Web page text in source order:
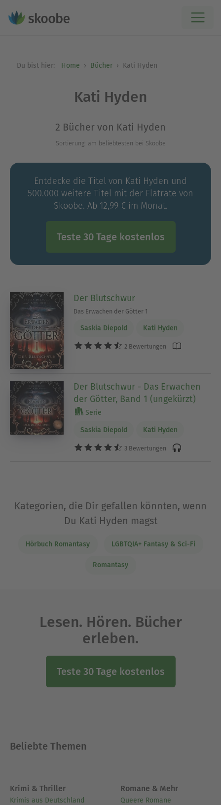
Du bist hier: Home Bücher Kati Hyden
Kati Hyden
2 Bücher von Kati Hyden
Sortierung: am beliebtesten bei Skoobe
Entdecke die Titel von Kati Hyden und
500.000 weitere Titel mit der Flatrate von
Skoobe. Ab 12,99 € im Monat.
Teste 30 Tage kostenlos
Der Blutschwur
Das Erwachen der Götter 1
Saskia Diepold Kati Hyden
2 Bewertungen
Der Blutschwur - Das Erwachen
der Götter, Band 1 (ungekürzt)
Serie
Saskia Diepold Kati Hyden
3 Bewertungen
Kategorien, die Dir gefallen könnten, wenn
Du Kati Hyden magst
Hörbuch Romantasy LGBTQIA+ Fantasy & Sci-Fi
Romantasy
Lesen. Hören. Bücher
erleben.
Teste 30 Tage kostenlos
Beliebte Themen
Krimi & Thriller
Krimis aus Deutschland
Romane & Mehr
Queere Romane